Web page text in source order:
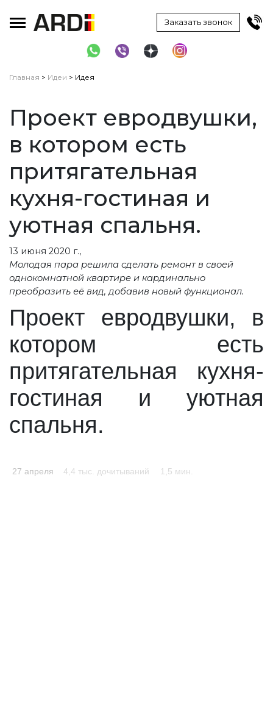
Заказать звонок
Toggle main menu visibility
Главная > Идеи > Идея
Проект евродвушки,
в котором есть
притягательная
кухня-гостиная и
уютная спальня.
13 июня 2020 г.,
Молодая пара решила сделать ремонт в своей
однокомнатной квартире и кардинально
преобразить её вид, добавив новый функционал.
Проект евродвушки, в
котором есть
притягательная кухня-
гостиная и уютная
спальня.
27 апреля 4,4 тыс. дочитываний 1,5 мин.